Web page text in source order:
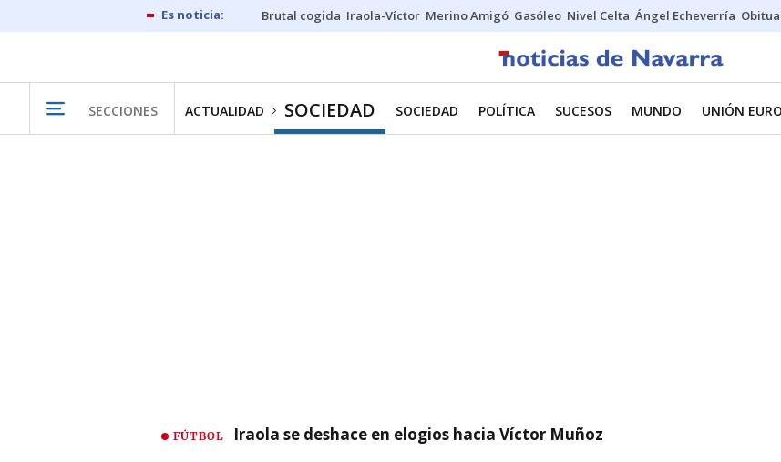
Brutal cogida Iraola-Víctor Merino Amigó Gasóleo Nivel Celta Ángel Echeverría
SECCIONES ACTUALIDAD SOCIEDAD SOCIEDAD POLÍTICA SUCESOS MUNDO UNIÓN
FÚTBOL Iraola se deshace en elogios hacia Víctor Muñoz